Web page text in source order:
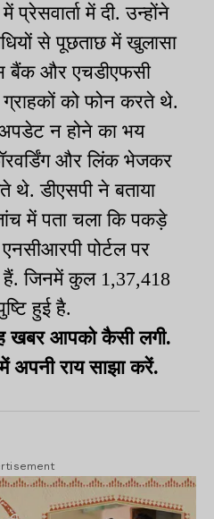
प्रेसवार्ता में दी. उन्होंने
से पूछताछ में खुलासा
बैंक और एचडीएफसी
को फोन करते थे.
अपडेट न होने का भय
और लिंक भेजकर
डीएसपी ने बताया
में पता चला कि पकड़े
पोर्टल पर
जिनमें कुल 1,37,418
हुई है.
खबर आपको कैसी लगी.
अपनी राय साझा करें.